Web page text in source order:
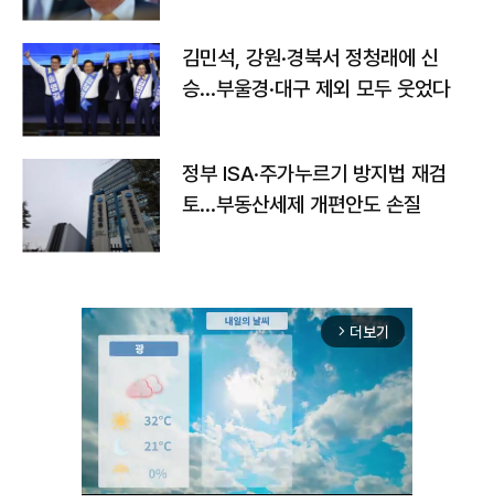
김민석, 강원·경북서 정청래에 신
승…부울경·대구 제외 모두 웃었다
정부 ISA·주가누르기 방지법 재검
토…부동산세제 개편안도 손질
arrow_forward_ios 더보기